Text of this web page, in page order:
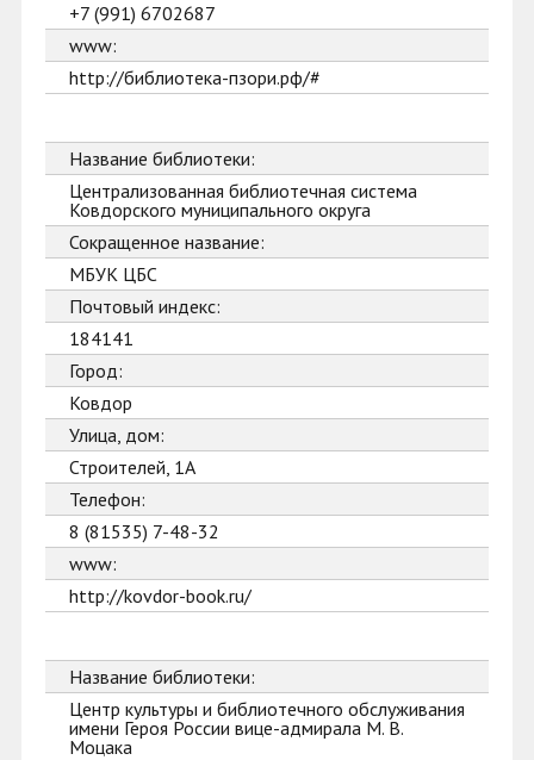
+7 (991) 6702687
www:
http://библиотека-пзори.рф/#
Название библиотеки:
Централизованная библиотечная система
Ковдорского муниципального округа
Сокращенное название:
МБУК ЦБС
Почтовый индекс:
184141
Город:
Ковдор
Улица, дом:
Строителей, 1А
Телефон:
8 (81535) 7-48-32
www:
http://kovdor-book.ru/
Название библиотеки:
Центр культуры и библиотечного обслуживания
имени Героя России вице-адмирала М. В.
Моцака